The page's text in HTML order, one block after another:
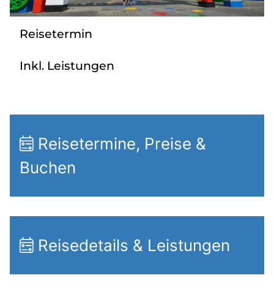
Radio
Sie befinden sich in:
Österreich
Reisetermin
Inkl. Leistungen
Reisetermine, Preise &
Buchen
Reisedetails & Leistungen